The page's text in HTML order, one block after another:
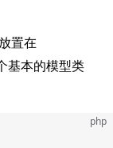
置在
基本的模型类
php